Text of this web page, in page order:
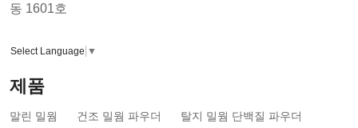
동 1601호
Select Language ▼
제품
말린 밀웜 건조 밀웜 파우더 탈지 밀웜 단백질 파우더